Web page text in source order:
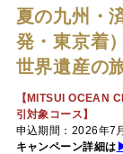
夏の九州・
発・東京着）
世界遺産の
【MITSUI OCEAN
引対象コース】
申込期間：2026年7
キャンペーン詳細は